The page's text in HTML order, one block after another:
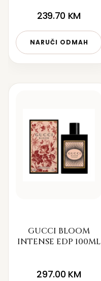
239.70 KM
NARUČI ODMAH
GUCCI BLOOM
INTENSE EDP 100ML
297.00 KM